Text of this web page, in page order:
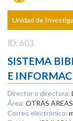
Unidad de
ID: 603
SISTEMA
E
Director o directora:
Área: OTRAS AREAS
Correo electrónico: